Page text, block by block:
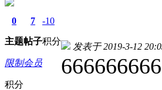
0
主题
7
帖子
-10
积分
限制会员
积分
发表于 2019-3-12